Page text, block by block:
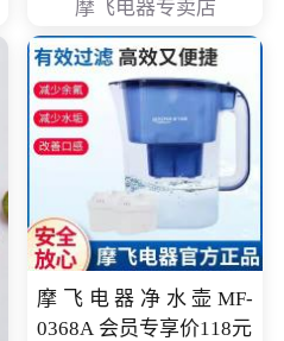
摩飞电器专卖店
摩飞电器净水壶MF-
0368A 会员专享价118元